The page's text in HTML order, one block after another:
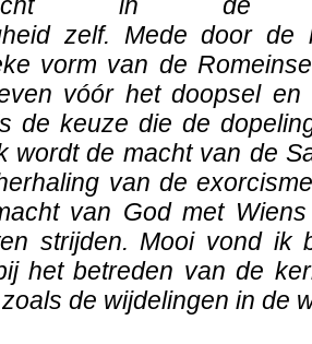
zelf. Mede door de
vorm van de
vóór het doopsel en
de keuze die de
wordt de macht van de
van de
van God met
strijden. Mooi vond ik
het betreden van de
de wijdelingen in de